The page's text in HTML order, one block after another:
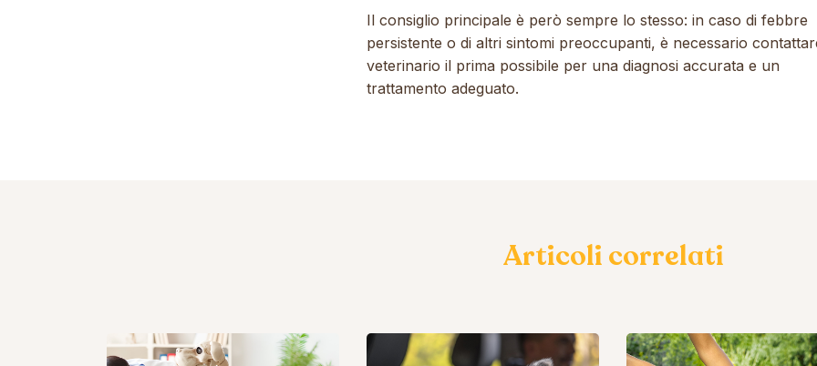
Il consiglio principale è però sempre lo stesso: in caso di febbre
persistente o di altri sintomi preoccupanti, è necessario
veterinario il prima possibile per una diagnosi accurata e un
trattamento adeguato.
Articoli correlati